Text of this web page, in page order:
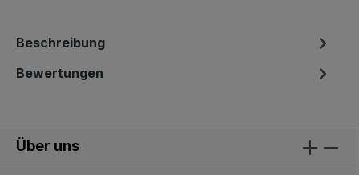
Beschreibung
Bewertungen
Über uns